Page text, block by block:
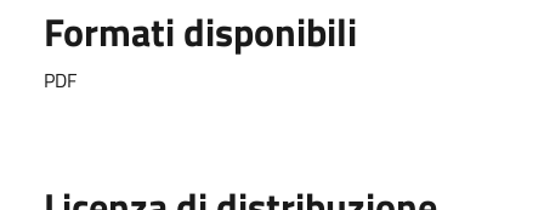
Formati disponibili
PDF